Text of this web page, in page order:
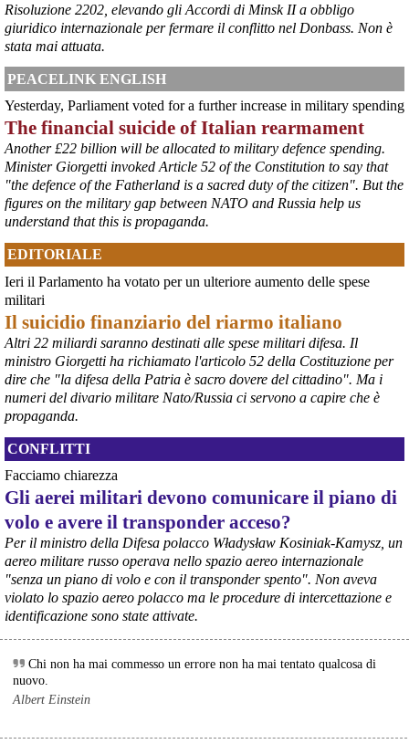
@peacelink
6/8/2026 21:36
giornalerossoblu.it/ex-ilva-sc
Nel tavolo convocato al Ministero delle Imprese e del Made in Italy,
il Governo ha annunciato l’intenzione di predisporre un
provvedimento straordinario per attenuare le conseguenze
economiche e sociali dello stop dell’area a caldo, invitando le
rappresentanze del territorio a presentare proposte operative.
#ILVA #Taranto
@peacelink - 6/8/2026 21:35
Ultimi cento milioni di euro per l’ex Ilva, poi non saranno più
possibili nuovi aiuti di Stato. Lo ha confermato il ministro Adolfo
Urso durante l’incontro al Mimit con le imprese dell’indotto: la
tranche conclusiva del prestito autorizzato dall’Unione europea
dovrà essere erogata entro il 9 agosto e restituita dal futuro
acquirente.
Fonte: Studio100
#ILVA
@peacelink - 6/8/2026 21:08
Il governatore di Puglia Decaro esce dal vertice al Mimit più
preoccupato di come era entrato, lamentando l’assenza di certezze
sulla procedura di gara e ribadendo la necessità di un ruolo diretto
dello Stato.
Anche il sindaco di Taranto, Bitetti, chiede un piano industriale
chiaro, garanzie sulla salute e strumenti di tutela per i lavoratori
dell’area a freddo. La Provincia parla di un tavolo “senza decisioni”.
Fonte: Cronache Tarantine
#ILVA
@peacelink - 6/8/2026 21:08
Il ministro ha ribadito che il Governo applicherà la sentenza, ma
Risoluzione 2202, elevando gli Accordi di Minsk II a obbligo
giuridico internazionale per fermare il conflitto nel Donbass. Non è
stata mai attuata.
PEACELINK ENGLISH
Yesterday, Parliament voted for a further increase in military spending
The financial suicide of Italian rearmament
Another £22 billion will be allocated to military defence spending.
Minister Giorgetti invoked Article 52 of the Constitution to say that
"the defence of the Fatherland is a sacred duty of the citizen". But the
figures on the military gap between NATO and Russia help us
understand that this is propaganda.
EDITORIALE
Ieri il Parlamento ha votato per un ulteriore aumento delle spese
militari
Il suicidio finanziario del riarmo italiano
Altri 22 miliardi saranno destinati alle spese militari difesa. Il
ministro Giorgetti ha richiamato l'articolo 52 della Costituzione per
dire che "la difesa della Patria è sacro dovere del cittadino". Ma i
numeri del divario militare Nato/Russia ci servono a capire che è
propaganda.
CONFLITTI
Facciamo chiarezza
Gli aerei militari devono comunicare il piano di
volo e avere il transponder acceso?
Per il ministro della Difesa polacco Władysław Kosiniak-Kamysz, un
aereo militare russo operava nello spazio aereo internazionale
"senza un piano di volo e con il transponder spento". Non aveva
violato lo spazio aereo polacco ma le procedure di intercettazione e
identificazione sono state attivate.
Chi non ha mai commesso un errore non ha mai tentato qualcosa di
nuovo.
Albert Einstein